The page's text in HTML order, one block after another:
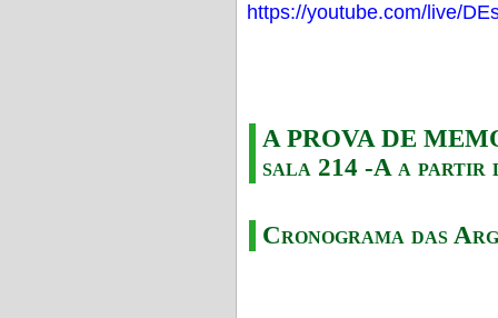
https://youtube.com/live/
A PROVA DE
sala 214 -A a partir
Cronograma das